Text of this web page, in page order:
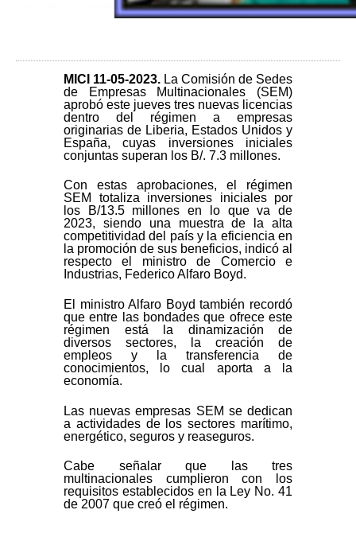
MICI 11-05-2023. La Comisión de Sedes
de Empresas Multinacionales (SEM)
aprobó este jueves tres nuevas licencias
dentro del régimen a empresas
originarias de Liberia, Estados Unidos y
España, cuyas inversiones iniciales
conjuntas superan los B/. 7.3 millones.
Con estas aprobaciones, el régimen
SEM totaliza inversiones iniciales por
los B/13.5 millones en lo que va de
2023, siendo una muestra de la alta
competitividad del país y la eficiencia en
la promoción de sus beneficios, indicó al
respecto el ministro de Comercio e
Industrias, Federico Alfaro Boyd.
El ministro Alfaro Boyd también recordó
que entre las bondades que ofrece este
régimen está la dinamización de
diversos sectores, la creación de
empleos y la transferencia de
conocimientos, lo cual aporta a la
economía.
Las nuevas empresas SEM se dedican
a actividades de los sectores marítimo,
energético, seguros y reaseguros.
Cabe señalar que las tres
multinacionales cumplieron con los
requisitos establecidos en la Ley No. 41
de 2007 que creó el régimen.